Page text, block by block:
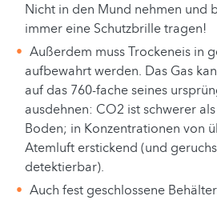
Nicht in den Mund nehmen und
immer eine Schutzbrille tragen!
Außerdem muss Trockeneis in
aufbewahrt werden. Das Gas
auf das 760-fache seines
ausdehnen: CO2 ist schwerer
Boden; in Konzentrationen von
Atemluft erstickend (und
detektierbar).
Auch fest geschlossene